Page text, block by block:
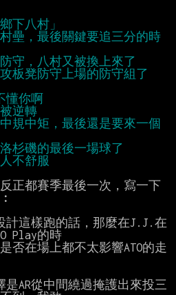
壘，最後關鍵要追三分的時
板凳防守上場的防守組了
規中矩，最後還是要來一個
正都賽季最後一次，寫一下
計這樣跑的話，那麼在J.J.在
Play的時
否在場上都不太影響ATO的走
是AR從中間繞過掩護出來投三